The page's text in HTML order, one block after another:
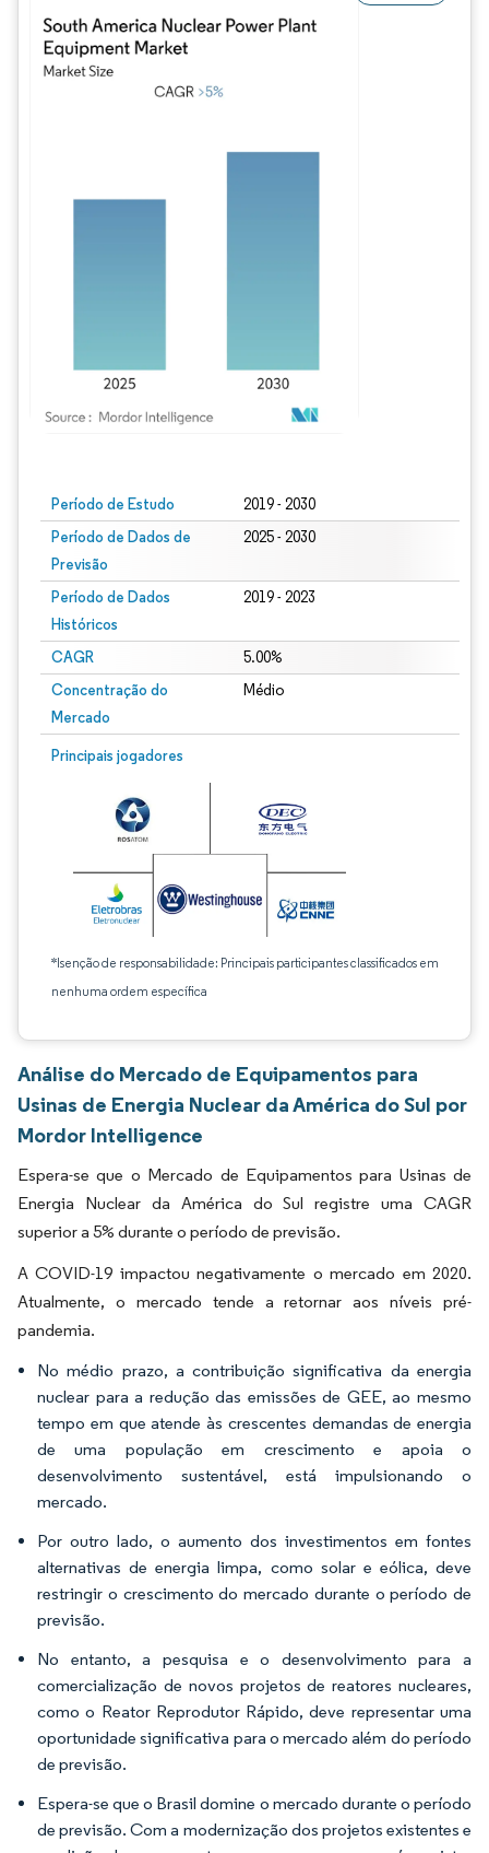
Período de Estudo 2019 - 2030
Período de Dados de
Previsão
2025 - 2030
Período de Dados
Históricos
2019 - 2023
CAGR 5.00%
Concentração do
Mercado
Médio
Principais jogadores
*Isenção de responsabilidade: Principais participantes classificados em
nenhuma ordem específica
Análise do Mercado de Equipamentos para
Usinas de Energia Nuclear da América do Sul por
Mordor Intelligence
Espera-se que o Mercado de Equipamentos para Usinas de
Energia Nuclear da América do Sul registre uma CAGR
superior a 5% durante o período de previsão.
A COVID-19 impactou negativamente o mercado em 2020.
Atualmente, o mercado tende a retornar aos níveis pré-
pandemia.
No médio prazo, a contribuição significativa da energia
nuclear para a redução das emissões de GEE, ao mesmo
tempo em que atende às crescentes demandas de energia
de uma população em crescimento e apoia o
desenvolvimento sustentável, está impulsionando o
mercado.
Por outro lado, o aumento dos investimentos em fontes
alternativas de energia limpa, como solar e eólica, deve
restringir o crescimento do mercado durante o período de
previsão.
No entanto, a pesquisa e o desenvolvimento para a
comercialização de novos projetos de reatores nucleares,
como o Reator Reprodutor Rápido, deve representar uma
oportunidade significativa para o mercado além do período
de previsão.
Espera-se que o Brasil domine o mercado durante o período
de previsão. Com a modernização dos projetos existentes e